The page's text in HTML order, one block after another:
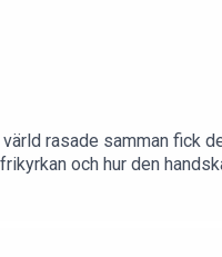
rasade samman fick
och hur den